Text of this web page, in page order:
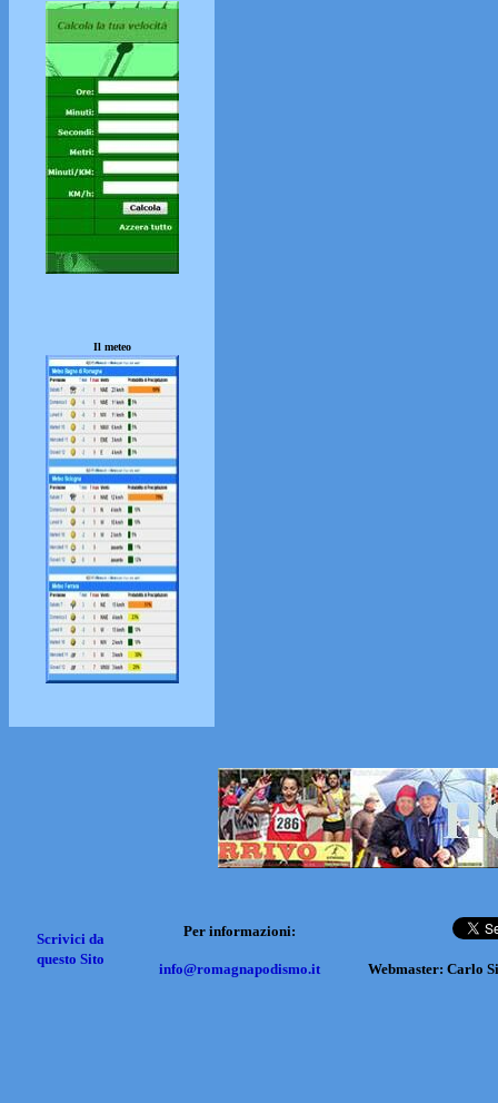
Il meteo
Scrivici da
questo Sito
Per informazioni:
info@romagnapodismo.it Webmaster: Carlo